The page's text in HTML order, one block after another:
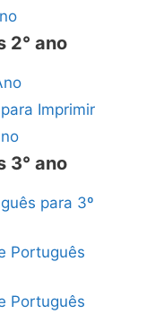
2° ano
Imprimir
3° ano
para 3º
Português
Português